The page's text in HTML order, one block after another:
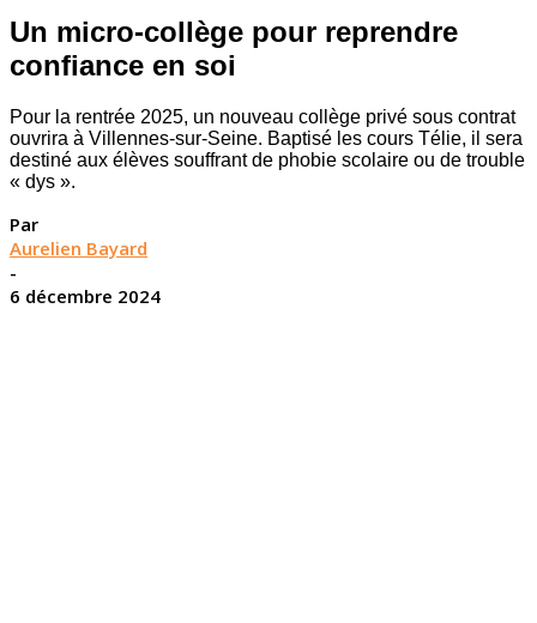
Un micro-collège pour reprendre
confiance en soi
Pour la rentrée 2025, un nouveau collège privé sous contrat
ouvrira à Villennes-sur-Seine. Baptisé les cours Télie, il sera
destiné aux élèves souffrant de phobie scolaire ou de trouble
« dys ».
Par
Aurelien Bayard
-
6 décembre 2024